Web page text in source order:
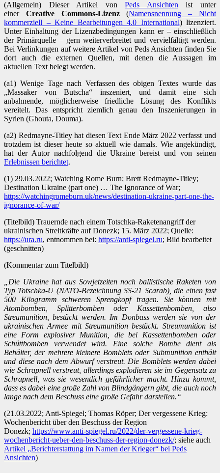
(Allgemein) Dieser Artikel vonPeds Ansichtenist unter
einer Creative Commons-Lizenz(Namensnennung – Nicht
kommerziell – Keine Bearbeitungen 4.0 International) lizenziert.
Unter Einhaltung der Lizenzbedingungen kann er – einschließlich
der Primärquelle – gern weiterverbreitet und vervielfältigt werden.
Bei Verlinkungen auf weitere Artikel von Peds Ansichten finden Sie
dort auch die externen Quellen, mit denen die Aussagen im
aktuellen Text belegt werden.
(a1) Wenige Tage nach Verfassen des obigen Textes wurde das
„Massaker von Butscha“ inszeniert, und damit eine sich
anbahnende, möglicherweise friedliche Lösung des Konflikts
vereitelt. Das entspricht ziemlich genau den Inszenierungen in
Syrien (Ghouta, Douma).
(a2) Redmayne-Titley hat diesen Text Ende März 2022 verfasst und
trotzdem ist dieser heute so aktuell wie damals. Wie angekündigt,
hat der Autor nachfolgend die Ukraine bereist und von seinen
Erlebnissen berichtet.
(1) 29.03.2022; Watching Rome Burn; Brett Redmayne-Titley;
Destination Ukraine (part one) … The Ignorance of War;
https://watchingromeburn.uk/news/destination-ukraine-part-one-the-
ignorance-of-war/
(Titelbild) Trauernde nach einem Totschka-Raketenangriff der
ukrainischen Streitkräfte auf Donezk; 15. März 2022; Quelle:
https://ura.ru, entnommen bei: https://anti-spiegel.ru; Bild bearbeitet
(geschnitten)
(Kommentar zum Titelbild)
„Die Ukraine hat aus Sowjetzeiten noch ballistische Raketen von
Typ Totschka-U (NATO-Bezeichnung SS-21 Scarab), die einen fast
500 Kilogramm schweren Sprengkopf tragen. Sie können mit
Atombomben, Splitterbomben oder Kassettenbomben, also
Streumunition, bestückt werden. Im Donbass werden sie von der
ukrainischen Armee mit Streumunition bestückt. Streumunition ist
eine Form explosiver Munition, die bei Kassettenbomben oder
Schüttbomben verwendet wird. Eine solche Bombe dient als
Behälter, der mehrere kleinere Bomblets oder Submunition enthält
und diese nach dem Abwurf verstreut. Die Bomblets werden dabei
wie Schrapnell verstreut, allerdings explodieren sie im Gegensatz zu
Schrapnell, was sie wesentlich gefährlicher macht. Hinzu kommt,
dass es dabei eine große Zahl von Blindgängern gibt, die auch noch
lange nach dem Beschuss eine große Gefahr darstellen.“
(21.03.2022; Anti-Spiegel; Thomas Röper; Der vergessene Krieg:
Wochenbericht über den Beschuss der Region
Donezk; https://www.anti-spiegel.ru/2022/der-vergessene-krieg-
wochenbericht-ueber-den-beschuss-der-region-donezk/; siehe auch
Artikel „Berichterstattung im Namen der Krieger“ bei Peds
Ansichten)